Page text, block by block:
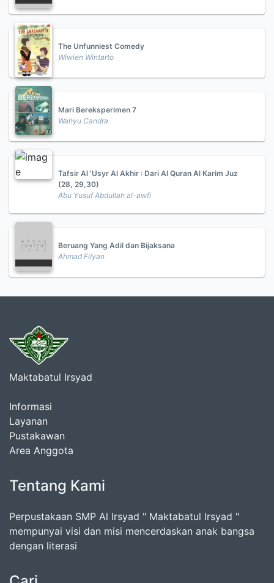
The Unfunniest Comedy
Wiwien Wintarto
Mari Bereksperimen 7
Wahyu Candra
Tafsir Al 'Usyr Al Akhir : Dari Al Quran Al Karim Juz
(28, 29,30)
Abu Yusuf Abdullah al-awfi
Beruang Yang Adil dan Bijaksana
Ahmad Filyan
Maktabatul Irsyad
Informasi
Layanan
Pustakawan
Area Anggota
Tentang Kami
Perpustakaan SMP Al Irsyad " Maktabatul Irsyad "
mempunyai visi dan misi mencerdaskan anak bangsa
dengan literasi